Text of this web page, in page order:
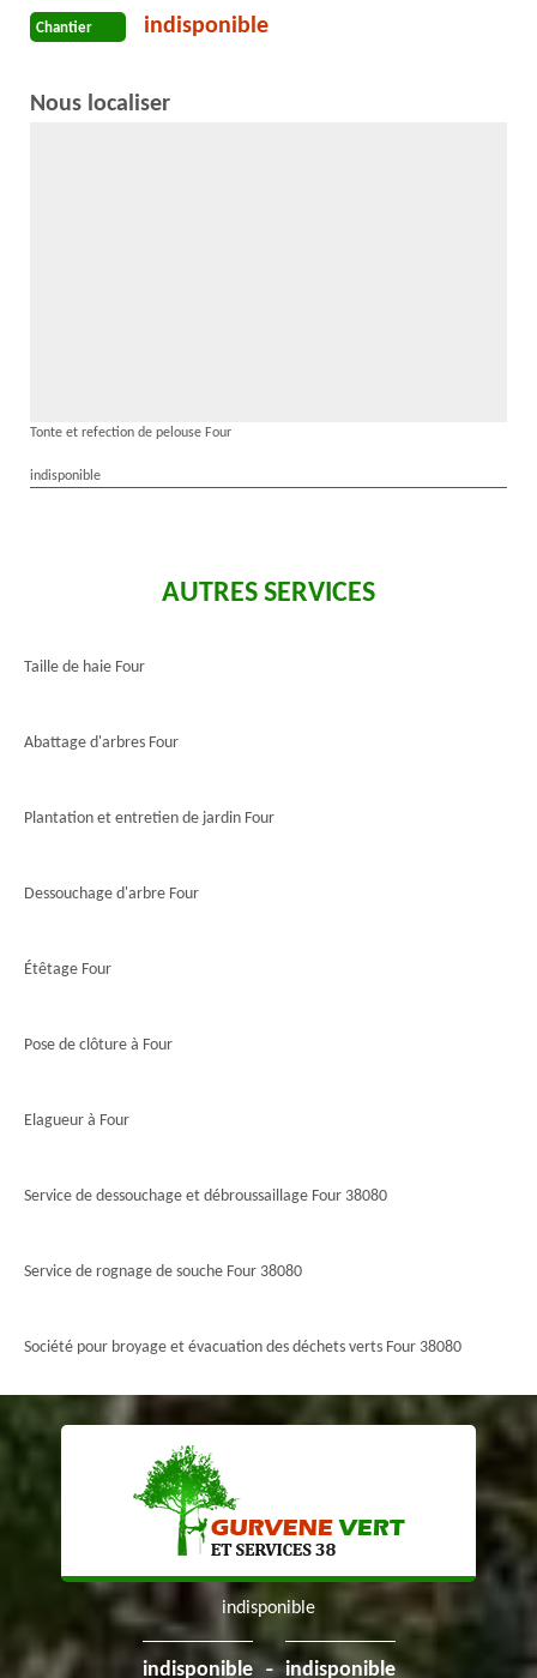
Chantier indisponible
Nous localiser
Tonte et refection de pelouse Four
indisponible
AUTRES SERVICES
Taille de haie Four
Abattage d'arbres Four
Plantation et entretien de jardin Four
Dessouchage d'arbre Four
Étêtage Four
Pose de clôture à Four
Elagueur à Four
Service de dessouchage et débroussaillage Four 38080
Service de rognage de souche Four 38080
Société pour broyage et évacuation des déchets verts Four 38080
indisponible
indisponible - indisponible